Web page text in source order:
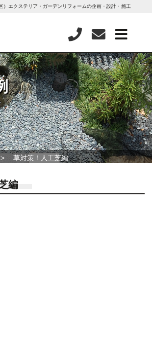
）エクステリア・ガーデンリフォームの企画・設計・施工
草対策！人工芝編
編